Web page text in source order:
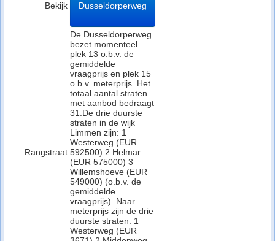
Bekijk
Dusseldorperweg
Rangstraat
De Dusseldorperweg
bezet momenteel
plek 13 o.b.v. de
gemiddelde
vraagprijs en plek 15
o.b.v. meterprijs. Het
totaal aantal straten
met aanbod bedraagt
31.De drie duurste
straten in de wijk
Limmen zijn: 1
Westerweg (EUR
592500) 2 Helmar
(EUR 575000) 3
Willemshoeve (EUR
549000) (o.b.v. de
gemiddelde
vraagprijs). Naar
meterprijs zijn de drie
duurste straten: 1
Westerweg (EUR